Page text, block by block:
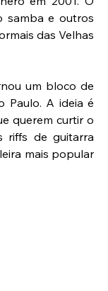
samba e outros
das Velhas
um bloco de
Paulo. A ideia é
querem curtir o
riffs de guitarra
mais popular